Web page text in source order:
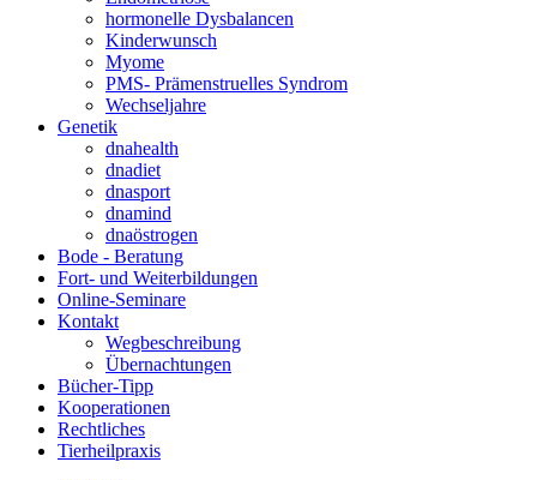
hormonelle Dysbalancen
Kinderwunsch
Myome
PMS- Prämenstruelles Syndrom
Wechseljahre
Genetik
dnahealth
dnadiet
dnasport
dnamind
dnaöstrogen
Bode - Beratung
Fort- und Weiterbildungen
Online-Seminare
Kontakt
Wegbeschreibung
Übernachtungen
Bücher-Tipp
Kooperationen
Rechtliches
Tierheilpraxis